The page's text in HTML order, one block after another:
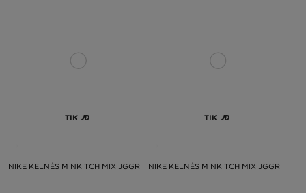
TIK
NIKE KELNĖS M NK TCH MIX JGGR
TIK
NIKE KELNĖS M NK TCH MIX JGGR